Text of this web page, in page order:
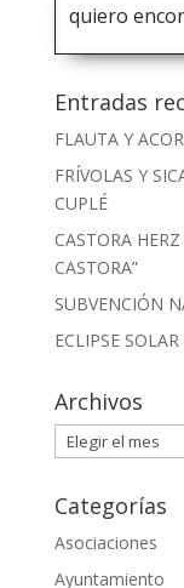
Entradas
FLAUTA Y
FRÍVOLAS Y
CUPLÉ
CASTORA
CASTORA”
SUBVENCIÓN
ECLIPSE
Archivos
Archivos
Categorías
Asociaciones
Ayuntamiento